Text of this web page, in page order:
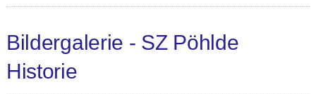
Bildergalerie - SZ Pöhlde
Historie